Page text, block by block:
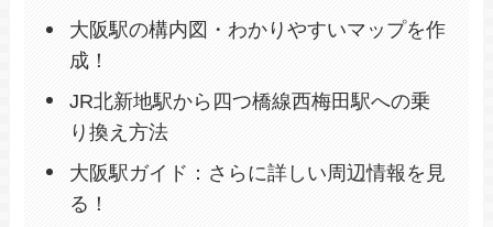
大阪駅の構内図・わかりやすいマップを作
成！
JR北新地駅から四つ橋線西梅田駅への乗
り換え方法
大阪駅ガイド：さらに詳しい周辺情報を見
る！